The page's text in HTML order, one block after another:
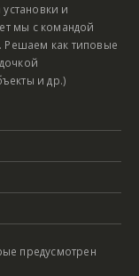
и
мы с командой
Решаем как типовые
и др.)
предусмотрен